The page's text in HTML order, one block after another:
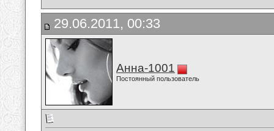
29.06.2011, 00:33
Анна-1001
Постоянный пользователь